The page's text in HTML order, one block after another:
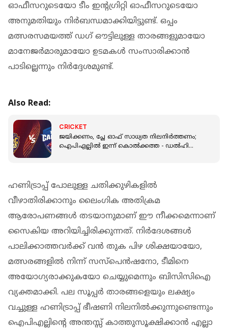
ഓഫീസറുടെയോ ടീം ഇന്‍റഗ്രിറ്റി ഓഫീസറുടെയോ
അനുമതിയും നിർബന്ധമാക്കിയിട്ടുണ്ട്. ഒപ്പം
മത്സരസമയത്ത് ഡഗ് ഔട്ടിലുള്ള താരങ്ങളുമായോ
മാനേജർമാരുമായോ ഉടമകൾ സംസാരിക്കാൻ
പാടില്ലെന്നും നിർദ്ദേശമുണ്ട്.
Also Read:
CRICKET
ജയിക്കണം, പ്ലേ ഓഫ് സാധ്യത നിലനിർത്തണം;
ഐപിഎല്ലിൽ ഇന്ന് കൊൽക്കത്ത - ഡൽഹി
ഹണിട്രാപ്പ് പോലുള്ള ചതിക്കുഴികളിൽ
വീഴാതിരിക്കാനും ലൈംഗിക അതിക്രമ
ആരോപണങ്ങൾ തടയാനുമാണ് ഈ നീക്കമെന്നാണ്
സൈകിയ അറിയിച്ചിരിക്കുന്നത്. നിർദേശങ്ങൾ
പാലിക്കാത്തവർക്ക് വൻ തുക പിഴ ശിക്ഷയായോ,
മത്സരങ്ങളിൽ നിന്ന് സസ്പെൻഷനോ, ടീമിനെ
അയോഗ്യരാക്കുകയോ ചെയ്യുമെന്നും ബിസിസിഐ
വ്യക്തമാക്കി. പല സൂപ്പര്‍ താരങ്ങളെയും ലക്ഷ്യം
വച്ചുള്ള ഹണിട്രാപ്പ് ഭീഷണി നിലനിൽക്കുന്നുണ്ടെന്നും
ഐപിഎല്ലിന്‍റെ അന്തസ്സ് കാത്തുസൂക്ഷിക്കാൻ എല്ലാ